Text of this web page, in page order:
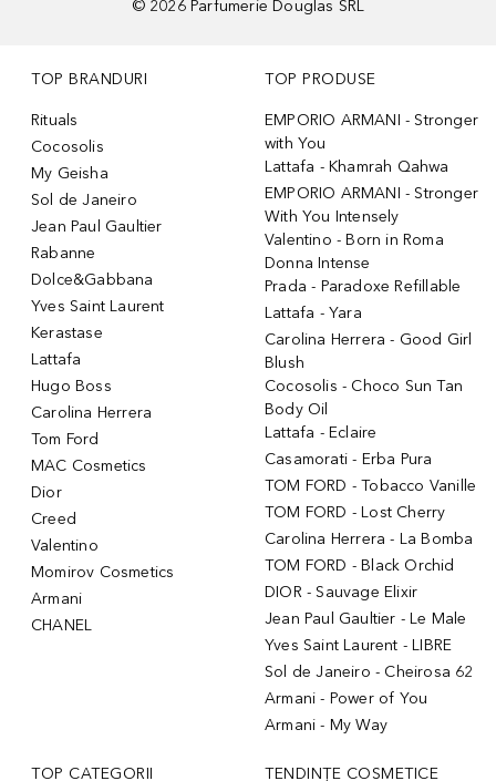
© 2026 Parfumerie Douglas SRL
TOP BRANDURI
Rituals
Cocosolis
My Geisha
Sol de Janeiro
Jean Paul Gaultier
Rabanne
Dolce&Gabbana
Yves Saint Laurent
Kerastase
Lattafa
Hugo Boss
Carolina Herrera
Tom Ford
MAC Cosmetics
Dior
Creed
Valentino
Momirov Cosmetics
Armani
CHANEL
TOP PRODUSE
EMPORIO ARMANI - Stronger
with You
Lattafa - Khamrah Qahwa
EMPORIO ARMANI - Stronger
With You Intensely
Valentino - Born in Roma
Donna Intense
Prada - Paradoxe Refillable
Lattafa - Yara
Carolina Herrera - Good Girl
Blush
Cocosolis - Choco Sun Tan
Body Oil
Lattafa - Eclaire
Casamorati - Erba Pura
TOM FORD - Tobacco Vanille
TOM FORD - Lost Cherry
Carolina Herrera - La Bomba
TOM FORD - Black Orchid
DIOR - Sauvage Elixir
Jean Paul Gaultier - Le Male
Yves Saint Laurent - LIBRE
Sol de Janeiro - Cheirosa 62
Armani - Power of You
Armani - My Way
TOP CATEGORII TENDINȚE COSMETICE